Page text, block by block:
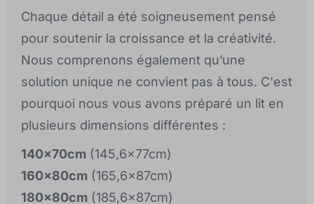
Chaque détail a été soigneusement pensé
pour soutenir la croissance et la créativité.
Nous comprenons également qu’une
solution unique ne convient pas à tous. C'est
pourquoi nous vous avons préparé un lit en
plusieurs dimensions différentes :
140x70cm (145,6x77cm)
160x80cm (165,6x87cm)
180x80cm (185,6x87cm)